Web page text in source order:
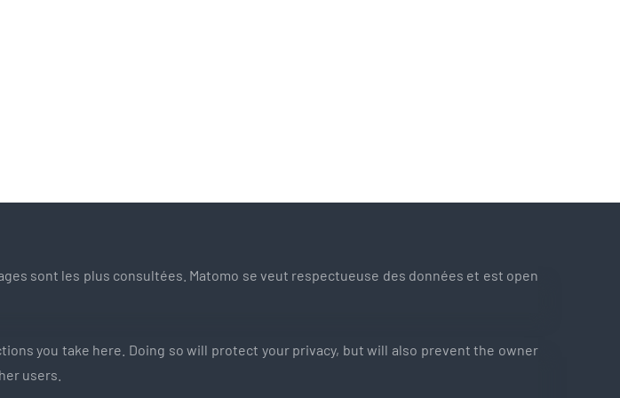
sont les plus consultées. Matomo se veut respectueuse des données et est open
you take here. Doing so will protect your privacy, but will also prevent the owner
users.